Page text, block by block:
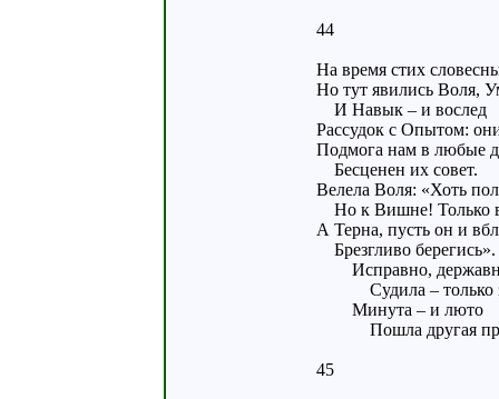
44
На время стих
Но тут явились Воля,
И Навык – и вослед
Рассудок с Опытом:
Подмога нам в любые
Бесценен их совет.
Велела Воля: «Хоть
Но к Вишне! Только
А Терна, пусть он и
Брезгливо берегись».
Исправно,
Судила – только
Минута – и люто
Пошла другая
45